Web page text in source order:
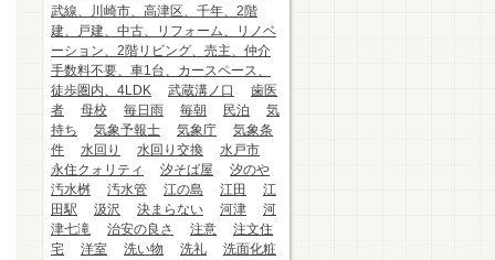
武線、川崎市、高津区、千年、2階
建、戸建、中古、リフォーム、リノベ
ーション、2階リビング、売主、仲介
手数料不要、車1台、カースペース、
徒歩圏内、4LDK
武蔵溝ノ口
歯医
者
母校 毎日雨 毎朝 民泊
気
持ち
気象予報士 気象庁
気象条
件
水回り 水回り交換
水戸市
永住クォリティ
汐そば屋
汐のや
汚水桝
汚水管 江の島 江田
江
田駅
汲沢 決まらない 河津
河
津七滝
治安の良さ 注意
注文住
宅
洋室 洗い物 洗礼
洗面化粧